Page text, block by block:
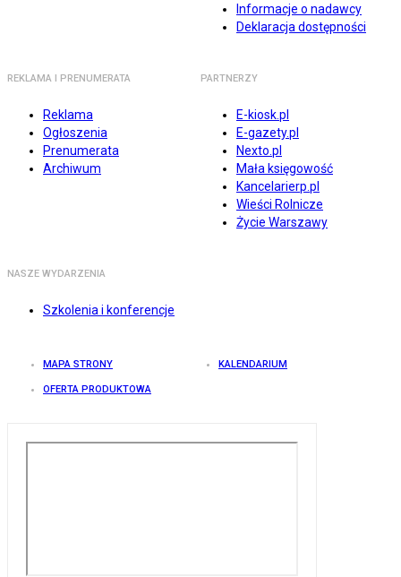
Informacje o nadawcy
Deklaracja dostępności
REKLAMA I PRENUMERATA
Reklama
Ogłoszenia
Prenumerata
Archiwum
PARTNERZY
E-kiosk.pl
E-gazety.pl
Nexto.pl
Mała księgowość
Kancelarierp.pl
Wieści Rolnicze
Życie Warszawy
NASZE WYDARZENIA
Szkolenia i konferencje
MAPA STRONY KALENDARIUM
OFERTA PRODUKTOWA